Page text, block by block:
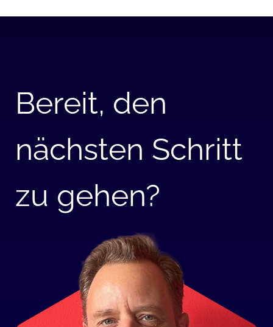
Bereit, den
nächsten Schritt
zu gehen?